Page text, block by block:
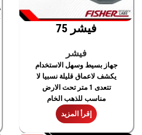
فيشر 75
فيشر
جهاز بسيط وسهل الاستخدام
يكشف لاعماق قليلة نسبيا لا
تتعدى 1 متر تحت الارض
مناسب للذهب الخام
إقرأ المزيد